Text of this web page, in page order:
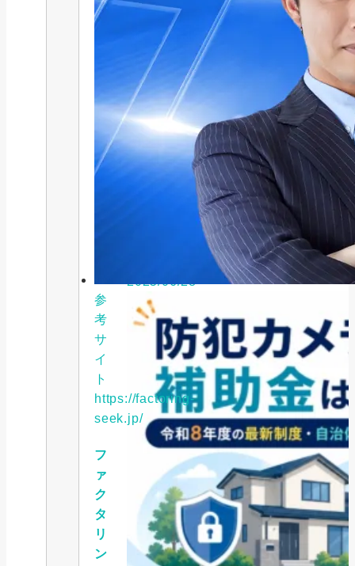
参
考
サ
イ
ト
https://factoring-
seek.jp/
フ
ァ
ク
タ
リ
ン
お役立ち情報, 補助金・助成金
知らないと50万円損する｜2026
2025/06/28